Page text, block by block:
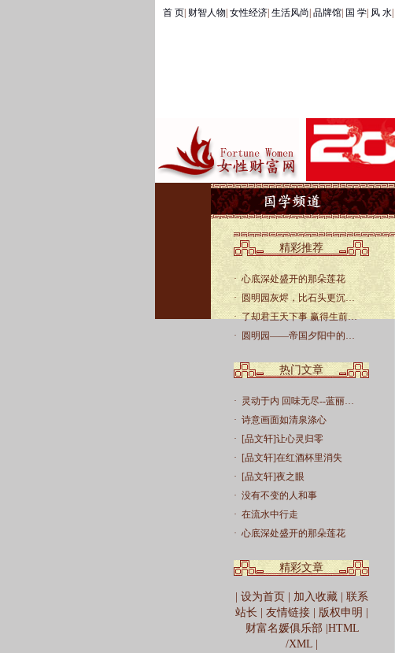
首 页 财智人物 女性经济 生活风尚 品牌馆 国 学 风 水
精彩推荐
· 心底深处盛开的那朵莲花
·
圆明园灰烬，比石头更沉…
· 了却君王天下事 赢得生前…
·
圆明园——帝国夕阳中的…
热门文章
· 灵动于内 回味无尽--蓝丽…
· 诗意画面如清泉涤心
·
[品文轩]让心灵归零
·
[品文轩]在红酒杯里消失
·
[品文轩]夜之眼
· 没有不变的人和事
· 在流水中行走
· 心底深处盛开的那朵莲花
精彩文章
设为首页 加入收藏
联系
站长
友情链接 版权申明
财富名媛俱乐部 HTML
/XML